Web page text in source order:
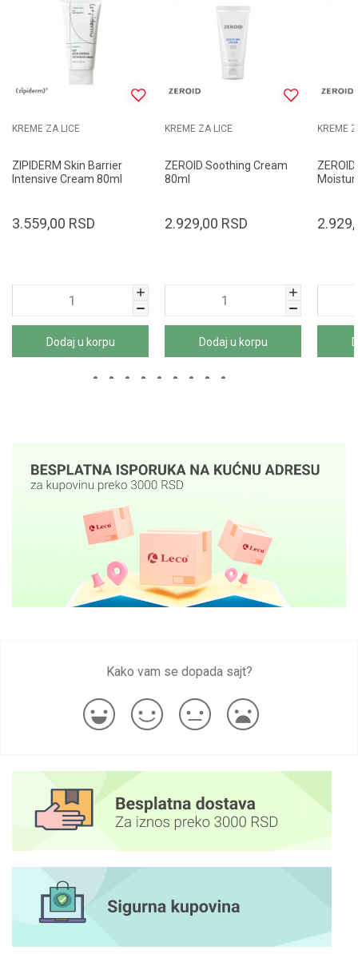
KREME ZA LICE
ZIPIDERM Skin Barrier
Intensive Cream 80ml
3.559,00 RSD
Dodaj u korpu
KREME ZA LICE
ZEROID Soothing Cream
80ml
2.929,00 RSD
Dodaj u korpu
KREME
Kako vam se dopada sajt?